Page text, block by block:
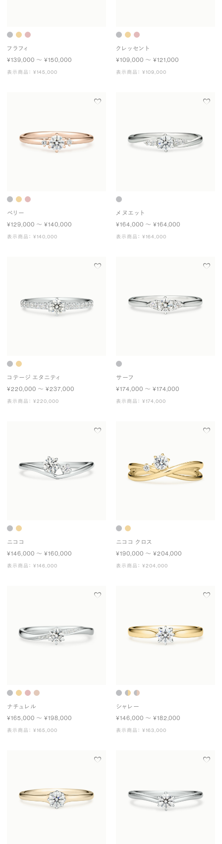
フラフィ
¥139,000 〜 ¥150,000
表示商品： ¥145,000
クレッセント
¥109,000 〜 ¥121,000
表示商品： ¥109,000
ベリー
¥129,000 〜 ¥140,000
表示商品： ¥140,000
メヌエット
¥164,000 〜 ¥164,000
表示商品： ¥164,000
コテージ エタニティ
¥220,000 〜 ¥237,000
表示商品： ¥220,000
サーフ
¥174,000 〜 ¥174,000
表示商品： ¥174,000
ニココ
¥146,000 〜 ¥160,000
表示商品： ¥146,000
ニココ クロス
¥190,000 〜 ¥204,000
表示商品： ¥204,000
ナチュレル
¥165,000 〜 ¥198,000
表示商品： ¥165,000
シャレー
¥146,000 〜 ¥182,000
表示商品： ¥163,000